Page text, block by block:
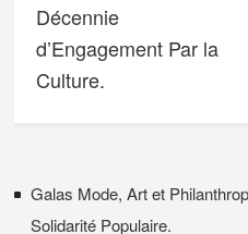
Décennie
d’Engagement Par la
Culture.
Galas Mode, Art et
Solidarité Populaire.